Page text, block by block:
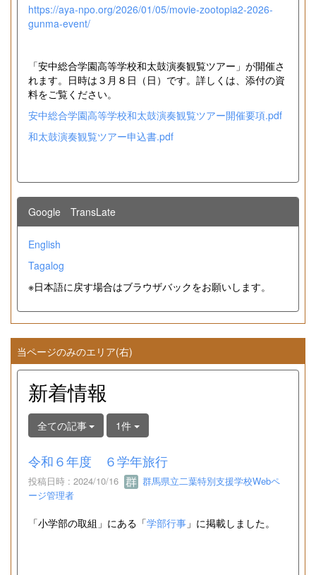
https://aya-npo.org/2026/01/05/movie-zootopia2-2026-
gunma-event/
「安中総合学園高等学校和太鼓演奏観覧ツアー」が開催さ
れます。日時は３月８日（日）です。詳しくは、添付の資
料をご覧ください。
安中総合学園高等学校和太鼓演奏観覧ツアー開催要項.pdf
和太鼓演奏観覧ツアー申込書.pdf
Google TransLate
English
Tagalog
※日本語に戻す場合はブラウザバックをお願いします。
当ページのみのエリア(右)
新着情報
全ての記事 1件
令和６年度 ６学年旅行
投稿日時 : 2024/10/16
群馬県立二葉特別支援学校Webペ
ージ管理者
「小学部の取組」にある「学部行事 」に掲載しました。